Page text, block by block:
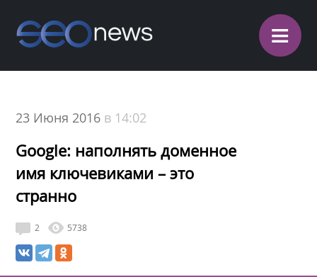
≡
23 Июня 2016 в 14:02
Google: наполнять доменное
имя ключевиками – это
странно
2 5738